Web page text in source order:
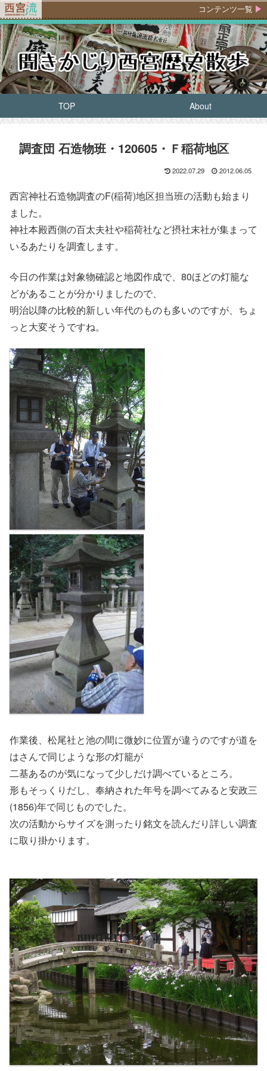
コンテンツ一覧
TOP About
調査団 石造物班・120605・Ｆ稲荷地区
2022.07.29 2012.06.05
西宮神社石造物調査のF(稲荷)地区担当班の活動も始まり
ました。
神社本殿西側の百太夫社や稲荷社など摂社末社が集まって
いるあたりを調査します。
今日の作業は対象物確認と地図作成で、80ほどの灯籠な
どがあることが分かりましたので、
明治以降の比較的新しい年代のものも多いのですが、ちょ
っと大変そうですね。
作業後、松尾社と池の間に微妙に位置が違うのですが道を
はさんで同じような形の灯籠が
二基あるのが気になって少しだけ調べているところ。
形もそっくりだし、奉納された年号を調べてみると安政三
(1856)年で同じものでした。
次の活動からサイズを測ったり銘文を読んだり詳しい調査
に取り掛かります。